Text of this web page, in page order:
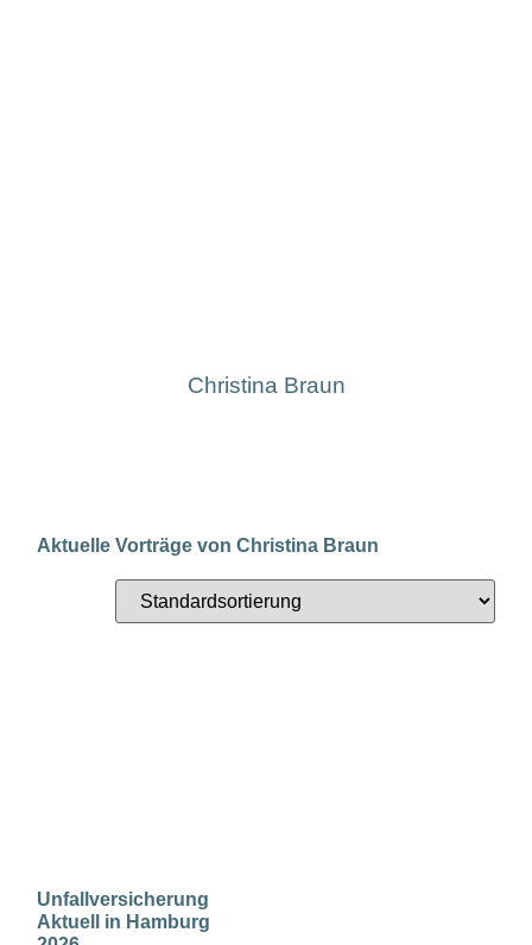
Christina Braun
Aktuelle Vorträge von Christina Braun
Unfallversicherung
Aktuell in Hamburg